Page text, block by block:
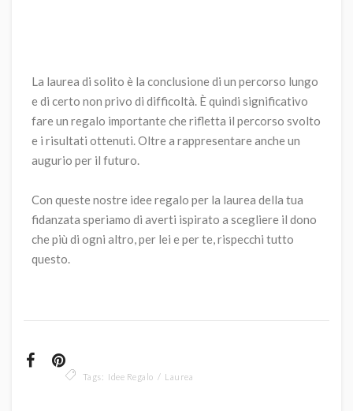
La laurea di solito è la conclusione di un percorso lungo
e di certo non privo di difficoltà. È quindi significativo
fare un regalo importante che rifletta il percorso svolto
e i risultati ottenuti. Oltre a rappresentare anche un
augurio per il futuro.
Con queste nostre idee regalo per la laurea della tua
fidanzata speriamo di averti ispirato a scegliere il dono
che più di ogni altro, per lei e per te, rispecchi tutto
questo.
Tags: Idee Regalo Laurea